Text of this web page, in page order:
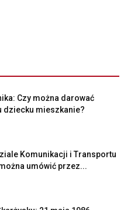
Czy można darować
dziecku mieszkanie?
Komunikacji i Transportu
umówić przez...